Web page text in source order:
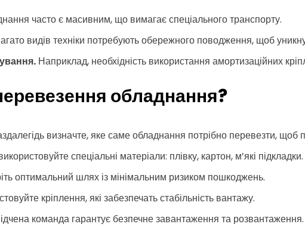
часто є масивним, що вимагає спеціального транспорту.
видів техніки потребують обережного поводження, щоб
Наприклад, необхідність використання амортизаційних
обладнання?
визначте, яке саме обладнання потрібно перевезти, щоб
спеціальні матеріали: плівку, картон, м’які підкладки.
оптимальний шлях із мінімальним ризиком пошкоджень.
кріплення, які забезпечать стабільність вантажу.
команда гарантує безпечне завантаження та розвантаження.